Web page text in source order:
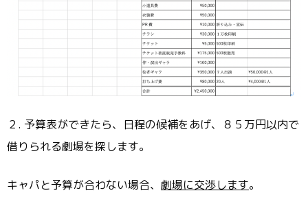
２. 予算表ができたら、日程の候補をあげ、８５万円以内で
借りられる劇場を探します。
キャパと予算が合わない場合、 劇場に交渉します。